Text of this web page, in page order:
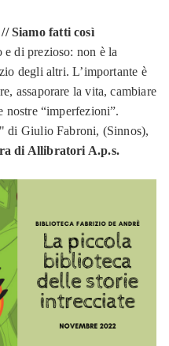
Siamo fatti così
di prezioso: non è la
degli altri. L’importante è
assaporare la vita, cambiare
nostre “imperfezioni”.
di Giulio Fabroni, (Sinnos),
di Allibratori A.p.s.